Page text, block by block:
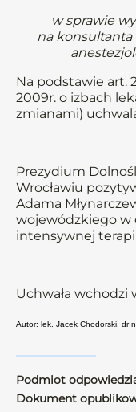
w sprawie
na
Na podstawie art.
2009r. o izbach
zmianami)
Prezydium
Wrocławiu
Adama
wojewódzkiego w
intensywnej
Uchwała wchodzi
Autor: lek. Jacek Chodorski, dr
Podmiot
Dokument